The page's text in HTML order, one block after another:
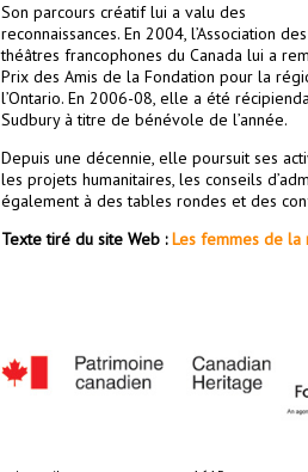
Son parcours créatif lui a valu des
reconnaissances. En 2004, l’Association des
théâtres francophones du Canada lui a
Prix des Amis de la Fondation pour la
l’Ontario. En 2006-08, elle a été
Sudbury à titre de bénévole de l’année.
Depuis une décennie, elle poursuit ses
les projets humanitaires, les conseils
également à des tables rondes et des
Texte tiré du site Web :Les femmes de la